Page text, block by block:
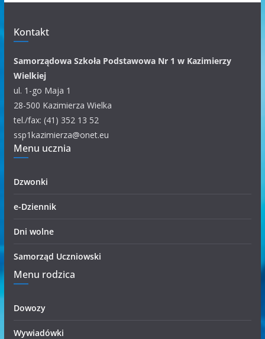
m
k
a
t
e
g
o
r
i
i
Kontakt
Samorządowa Szkoła Podstawowa Nr 1 w Kazimierzy
Wielkiej
ul. 1-go Maja 1
28-500 Kazimierza Wielka
tel./fax: (41) 352 13 52
ssp1kazimierza@onet.eu
Menu ucznia
Dzwonki
e-Dziennik
Dni wolne
Samorząd Uczniowski
Menu rodzica
Dowozy
Wywiadówki